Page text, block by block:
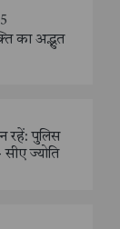
का अद्भुत
रहें: पुलिस
ज्योति